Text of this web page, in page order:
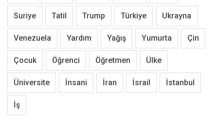
Suriye Tatil Trump Türkiye Ukrayna
Venezuela Yardım Yağış Yumurta Çin
Çocuk Öğrenci Öğretmen Ülke
Üniversite İnsani İran İsrail İstanbul
İş